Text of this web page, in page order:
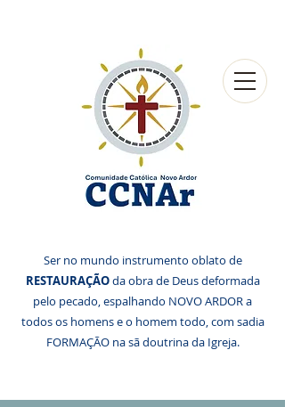
Ser no mundo instrumento oblato de
RESTAURAÇÃOda obra de Deus deformada
pelo pecado, espalhando NOVO ARDOR a
todos os homens e o homem todo, com sadia
FORMAÇÃO na sã doutrina da Igreja.